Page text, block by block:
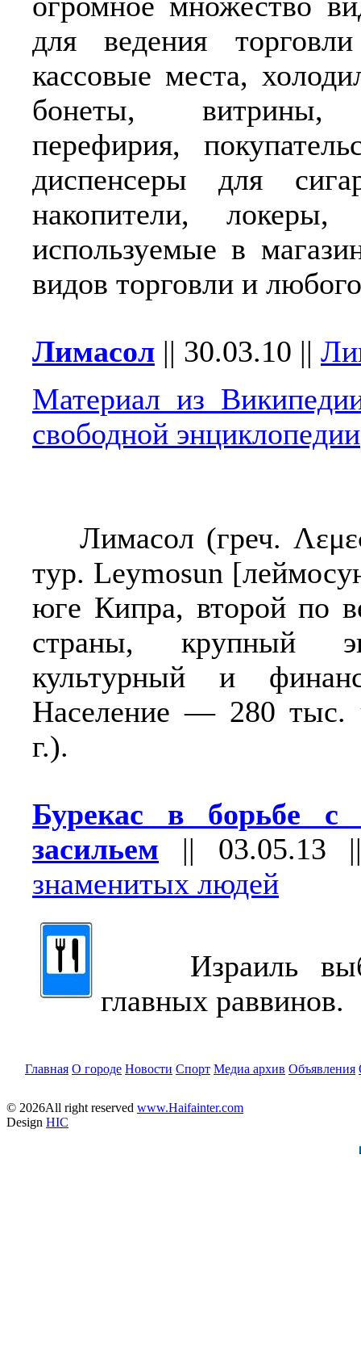
для ведения
кассовые места,
бонеты, витрины,
перефирия,
диспенсеры для
накопители,
используемые в
видов торговли и
Лимасол || 30.03.10 ||
Материал из
свободной энциклопедии
Лимасол (греч.
тур. Leymosun
юге Кипра, второй по
страны, крупный
культурный и
Население — 280 тыс.
г.).
Бурекас в борьбе с
засильем || 03.05.13
знаменитых людей
Израиль
главных раввинов.
Главная О городе Новости Спорт Медиа архив Объявления
© 2026All right reserved www.Haifainter.com
Design HIC